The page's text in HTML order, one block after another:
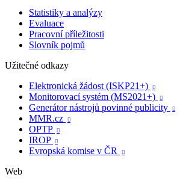
Statistiky a analýzy
Evaluace
Pracovní příležitosti
Slovník pojmů
Užitečné odkazy
Elektronická žádost (ISKP21+)

Monitorovací systém (MS2021+) 
Generátor nástrojů povinné publicity 
MMR.cz 
OPTP 
IROP 
Evropská komise v ČR 
Web